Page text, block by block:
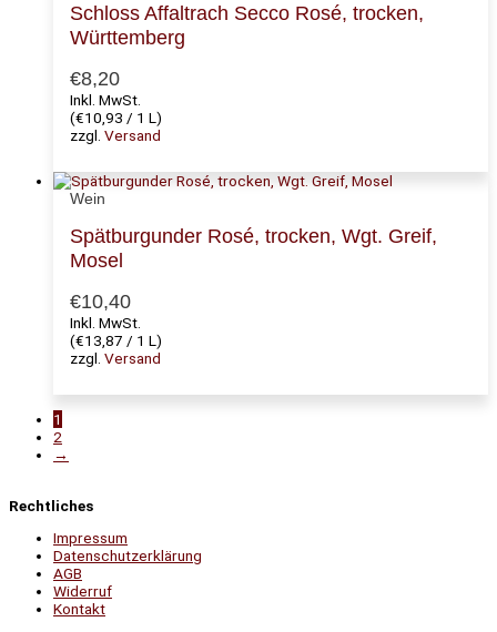
Schloss Affaltrach Secco Rosé, trocken,
Württemberg
€8,20
Inkl. MwSt.
(€10,93 / 1 L)
zzgl. Versand
Wein
Spätburgunder Rosé, trocken, Wgt. Greif,
Mosel
€10,40
Inkl. MwSt.
(€13,87 / 1 L)
zzgl. Versand
1
2
→
Rechtliches
Impressum
Datenschutzerklärung
AGB
Widerruf
Kontakt